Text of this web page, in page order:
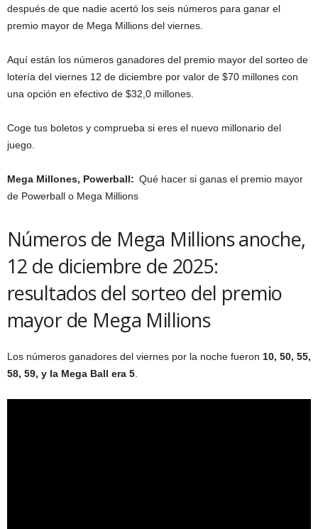
después de que nadie acertó los seis números para ganar el
premio mayor de Mega Millions del viernes.
Aquí están los números ganadores del premio mayor del sorteo de
lotería del viernes 12 de diciembre por valor de $70 millones con
una opción en efectivo de $32,0 millones.
Coge tus boletos y comprueba si eres el nuevo millonario del
juego.
Mega Millones, Powerball: Qué hacer si ganas el premio mayor
de Powerball o Mega Millions
Números de Mega Millions anoche,
12 de diciembre de 2025:
resultados del sorteo del premio
mayor de Mega Millions
Los números ganadores del viernes por la noche fueron 10, 50, 55,
58, 59, y la Mega Ball era 5.